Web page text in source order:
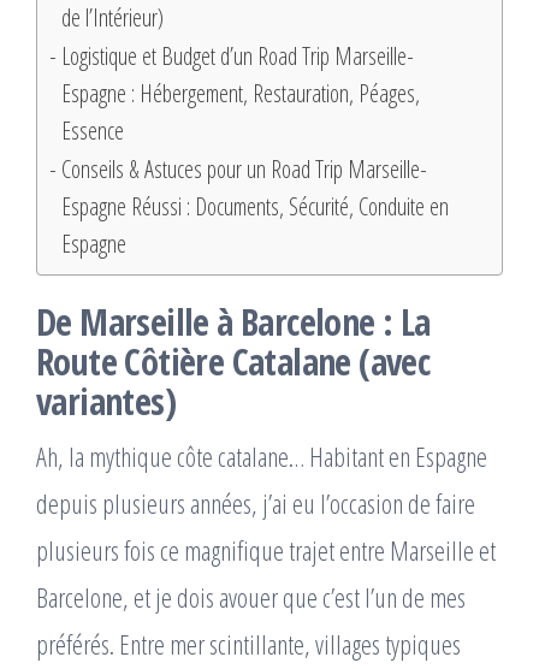
de l’Intérieur)
Logistique et Budget d’un Road Trip Marseille-
Espagne : Hébergement, Restauration, Péages,
Essence
Conseils & Astuces pour un Road Trip Marseille-
Espagne Réussi : Documents, Sécurité, Conduite en
Espagne
De Marseille à Barcelone : La
Route Côtière Catalane (avec
variantes)
Ah, la mythique côte catalane… Habitant en Espagne
depuis plusieurs années, j’ai eu l’occasion de faire
plusieurs fois ce magnifique trajet entre Marseille et
Barcelone, et je dois avouer que c’est l’un de mes
préférés. Entre mer scintillante, villages typiques